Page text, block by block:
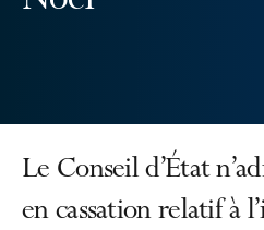
Le Conseil d’État
en cassation relatif à